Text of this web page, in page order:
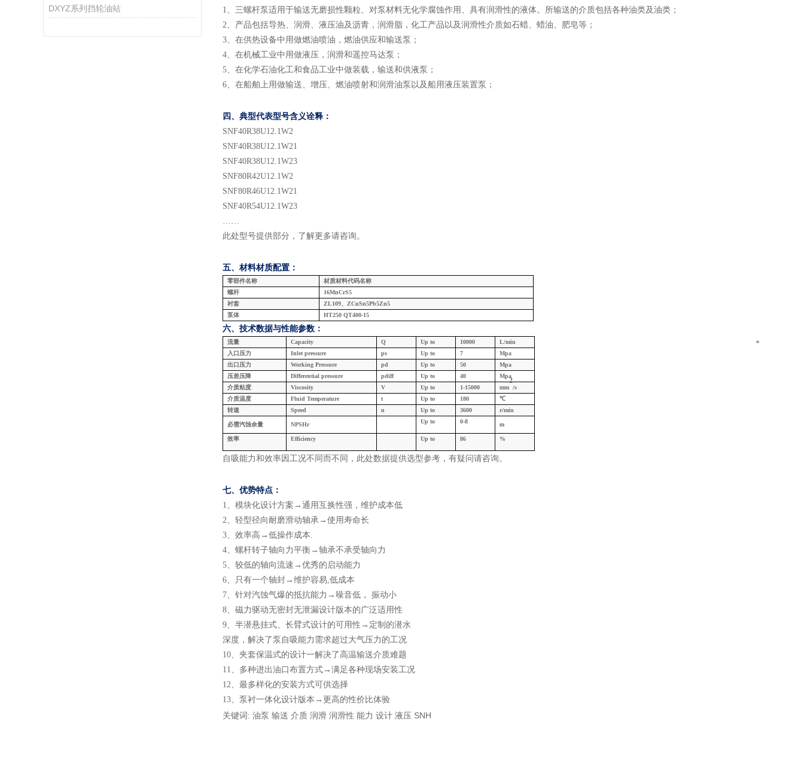
DXYZ系列挡轮油站
1、 三螺杆泵适用于输送无磨损性颗粒、对泵材料无化学腐蚀作用、具有润滑性的液体。所输送的介质包括各种油类及油类；
2、 产品包括导热、润滑、液压油及沥青，润滑脂，化工产品以及润滑性介质如石蜡、蜡油、肥皂等；
3、 在供热设备中用做燃油喷油，燃油供应和输送泵；
4、 在机械工业中用做液压，润滑和遥控马达泵；
5、 在化学石油化工和食品工业中做装载，输送和供液泵；
6、 在船舶上用做输送、增压、燃油喷射和润滑油泵以及船用液压装置泵；
四、典型代表型号含义诠释：
SNF40R38U12.1W2
SNF40R38U12.1W21
SNF40R38U12.1W23
SNF80R42U12.1W2
SNF80R46U12.1W21
SNF40R54U12.1W23
……
此处型号提供部分，了解更多请咨询。
五、材料材质配置：
零部件名称
材质材料代码名称
螺杆
16MnCrS5
衬套
ZL109、ZCuSn5Pb5Zn5
泵体
HT250 QT400-15
六、技术数据与性能参数：
流量 Capacity Q Up to 10000
L/min
入口压力
Inlet pressure ps Up to 7
Mpa
出口压力
Working Pressure pd Up to 50
Mpa
压差压降
Differential pressure pdiff Up to 40
Mpa
介质粘度
Viscosity V Up to 1-15000 mm
2
/s
介质温度
Fluid Temperature t Up to 180
℃
转速
Speed n Up to 3600 r/min
必需汽蚀余量 NPSHr Up to 0-8 m
效率 Efficiency Up to 86 %
*
自吸能力和效率因工况不同而不同，此处数据提供选型参考，有疑问请咨询。
七、 优势特点：
1、 模块化设计方案 →通用互换性强，维护成本低
2、 轻型径向耐磨滑动轴承 →使用寿命长
3、 效率高 →低操作成本.
4、 螺杆转子轴向力平衡 →轴承不承受轴向力
5、 较低的轴向流速 →优秀的启动能力
6、 只有一个轴封 →维护容易,低成本
7、 针对汽蚀气爆的抵抗能力 →噪音低， 振动小
8、 磁力驱动无密封无泄漏设计版本的广泛适用性
9、 半潜悬挂式、长臂式设计的可用性 →定制的潜水
深度，解决了泵自吸能力需求超过大气压力的工况
10、 夹套保温式的设计一解决了高温输送介质难题
11、 多种进出油口布置方式 →满足各种现场安装工况
12、 最多样化的安装方式可供选择
13、 泵衬一体化设计版本 →更高的性价比体验
关键词: 油泵 输送 介质 润滑 润滑性 能力 设计 液压 SNH